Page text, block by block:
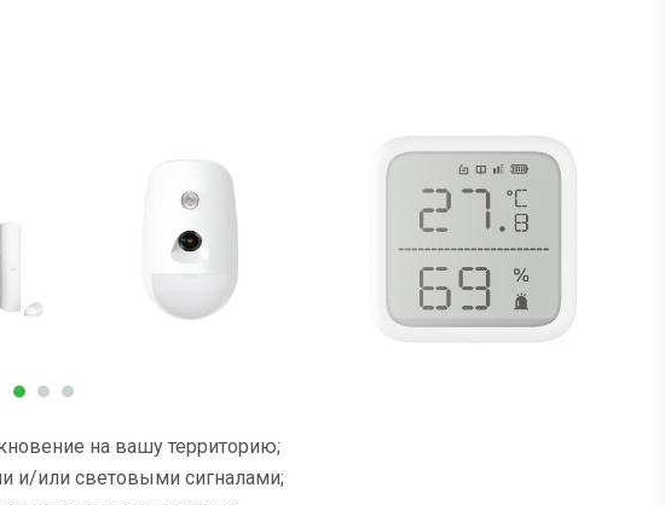
на вашу территорию;
и/или световыми сигналами;